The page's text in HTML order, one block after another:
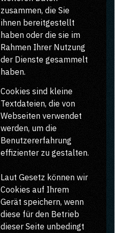
zusammen, die Sie
ihnen bereitgestellt
haben oder die sie im
Rahmen Ihrer Nutzung
der Dienste gesammelt
haben.
Cookies sind kleine
Textdateien, die von
Webseiten verwendet
werden, um die
Benutzererfahrung
effizienter zu gestalten.
Laut Gesetz können wir
Cookies auf Ihrem
Gerät speichern, wenn
diese für den Betrieb
dieser Seite unbedingt